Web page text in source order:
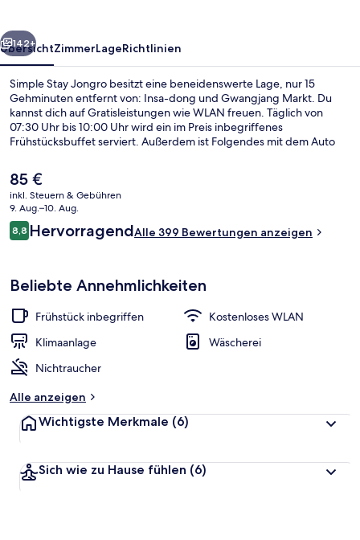
Weiter
142+
ÜbersichtZimmerLageRichtlinien
Simple Stay Jongro besitzt eine beneidenswerte Lage, nur 15
Gehminuten entfernt von: Insa-dong und Gwangjang Markt. Du
kannst dich auf Gratisleistungen wie WLAN freuen. Täglich von
07:30 Uhr bis 10:00 Uhr wird ein im Preis inbegriffenes
Frühstücksbuffet serviert. Außerdem ist Folgendes mit dem Auto
Street. Andere Reisende haben viel Gutes über das hilfsbereite
Personal zu berichten. Die öffentlichen Verkehrsmittel sind nur
einen kurzen Fußmarsch entfernt: Zur Station Jongno 3-ga sind es 3
Minuten und zur Station Jonggak 7 Minuten.
Der
aktuelle
Preis
beträgt
85 €.
85 €
inkl. Steuern & Gebühren
9. Aug.–10. Aug.
Bewertungen
8,88,8 von 10.
HervorragendAlle 399 Bewertungen anzeigen
Beliebte Annehmlichkeiten
Frühstück inbegriffen
Kostenloses WLAN
Klimaanlage
Wäscherei
Nichtraucher
Alle anzeigen
Wichtigste Merkmale (6)
Sich wie zu Hause fühlen (6)